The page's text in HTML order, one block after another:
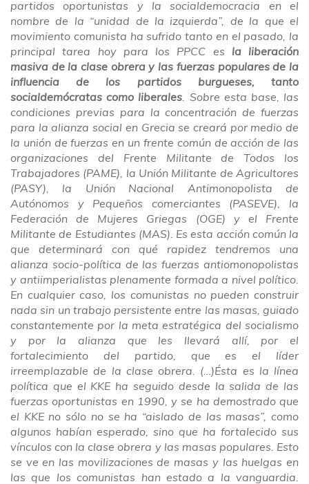
partidos oportunistas y la socialdemocracia en el
nombre de la “unidad de la izquierda”, de la que el
movimiento comunista ha sufrido tanto en el pasado, la
principal tarea hoy para los PPCC es la liberación
masiva de la clase obrera y las fuerzas populares de la
influencia de los partidos burgueses, tanto
socialdemócratas como liberales Sobre esta base, las
condiciones previas para la concentración de fuerzas
para la alianza social en Grecia se creará por medio de
la unión de fuerzas en un frente común de acción de las
organizaciones del Frente Militante de Todos los
Trabajadores (PAME), la Unión Militante de Agricultores
(PASY), la Unión Nacional Antimonopolista de
Autónomos y Pequeños comerciantes (PASEVE), la
Federación de Mujeres Griegas (OGE) y el Frente
Militante de Estudiantes (MAS). Es esta acción común la
que determinará con qué rapidez tendremos una
alianza socio-política de las fuerzas antiomonopolistas
y antiimperialistas plenamente formada a nivel político.
En cualquier caso, los comunistas no pueden construir
nada sin un trabajo persistente entre las masas, guiado
constantemente por la meta estratégica del socialismo
y por la alianza que les llevará allí, por el
fortalecimiento del partido, que es el líder
irreemplazable de la clase obrera. (…)Ésta es la línea
política que el KKE ha seguido desde la salida de las
fuerzas oportunistas en 1990, y se ha demostrado que
el KKE no sólo no se ha “aislado de las masas”, como
algunos habían esperado, sino que ha fortalecido sus
vínculos con la clase obrera y las masas populares. Esto
se ve en las movilizaciones de masas y las huelgas en
las que los comunistas han estado a la vanguardia.